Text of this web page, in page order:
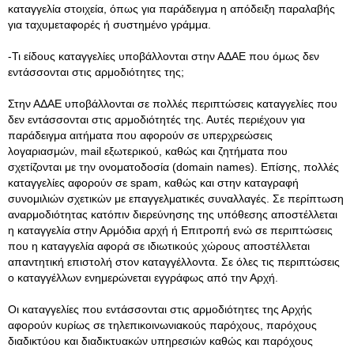
καταγγελία στοιχεία, όπως για παράδειγμα η απόδειξη παραλαβής
για ταχυμεταφορές ή συστημένο γράμμα.
-Τι είδους καταγγελίες υποβάλλονται στην ΑΔΑΕ που όμως δεν
εντάσσονται στις αρμοδιότητες της;
Στην ΑΔΑΕ υποβάλλονται σε πολλές περιπτώσεις καταγγελίες που
δεν εντάσσονται στις αρμοδιότητές της. Αυτές περιέχουν για
παράδειγμα αιτήματα που αφορούν σε υπερχρεώσεις
λογαριασμών, mail εξωτερικού, καθώς και ζητήματα που
σχετίζονται με την ονοματοδοσία (domain names). Επίσης, πολλές
καταγγελίες αφορούν σε spam, καθώς και στην καταγραφή
συνομιλιών σχετικών με επαγγελματικές συναλλαγές. Σε περίπτωση
αναρμοδιότητας κατόπιν διερεύνησης της υπόθεσης αποστέλλεται
η καταγγελία στην Αρμόδια αρχή ή Επιτροπή ενώ σε περιπτώσεις
που η καταγγελία αφορά σε ιδιωτικούς χώρους αποστέλλεται
απαντητική επιστολή στον καταγγέλλοντα. Σε όλες τις περιπτώσεις
ο καταγγέλλων ενημερώνεται εγγράφως από την Αρχή.
Οι καταγγελίες που εντάσσονται στις αρμοδιότητες της Αρχής
αφορούν κυρίως σε τηλεπικοινωνιακούς παρόχους, παρόχους
διαδικτύου και διαδικτυακών υπηρεσιών καθώς και παρόχους